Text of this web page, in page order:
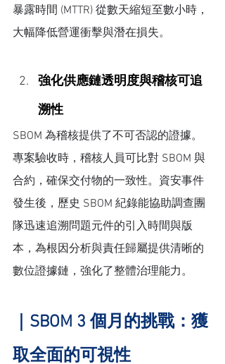
暴露時間 (MTTR) 從數天縮短至數小時，
大幅降低營運衝擊與潛在損失。
強化供應鏈透明度與稽核可追
溯性
SBOM 為稽核提供了不可否認的證據。
專案驗收時，稽核人員可比對 SBOM 與
合約，確保交付物的一致性。資安事件
發生後，歷史 SBOM 紀錄能協助調查團
隊迅速追溯問題元件的引入時間與版
本，為根因分析與責任歸屬提供清晰的
數位證據鏈，強化了整體治理能力。
｜SBOM 3 個月的挑戰：獲
取全面的可視性